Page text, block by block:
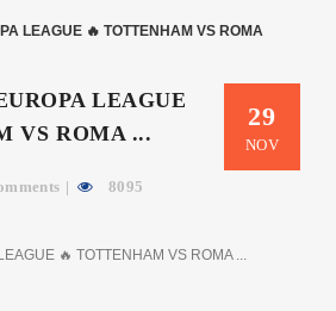
29
NOV
LEAGUE
VS ROMA ...
8095
🔥 TOTTENHAM VS ROMA ...